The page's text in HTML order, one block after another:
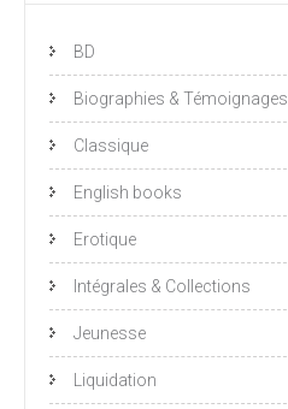
BD
Biographies & Témoignages
Classique
English books
Erotique
Intégrales & Collections
Jeunesse
Liquidation